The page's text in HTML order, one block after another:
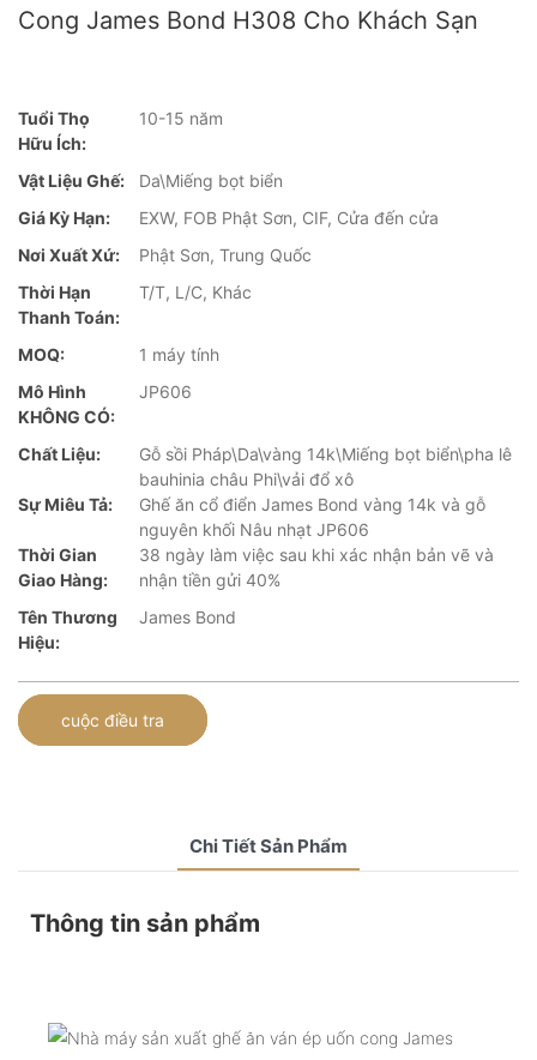
Cong James Bond H308 Cho Khách Sạn
Tuổi Thọ
Hữu Ích:
10-15 năm
Vật Liệu Ghế:
Da\Miếng bọt biển
Giá Kỳ Hạn:
EXW, FOB Phật Sơn, CIF, Cửa đến cửa
Nơi Xuất Xứ:
Phật Sơn, Trung Quốc
Thời Hạn
Thanh Toán:
T/T, L/C, Khác
MOQ:
1 máy tính
Mô Hình
KHÔNG CÓ:
JP606
Chất Liệu:
Gỗ sồi Pháp\Da\vàng 14k\Miếng bọt biển\pha lê
bauhinia châu Phi\vải đổ xô
Sự Miêu Tả:
Ghế ăn cổ điển James Bond vàng 14k và gỗ
nguyên khối Nâu nhạt JP606
Thời Gian
Giao Hàng:
38 ngày làm việc sau khi xác nhận bản vẽ và
nhận tiền gửi 40%
Tên Thương
Hiệu:
James Bond
cuộc điều tra
Chi Tiết Sản Phẩm
Thông tin sản phẩm